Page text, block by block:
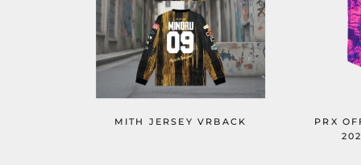
MITH JERSEY VRBACK
PRX